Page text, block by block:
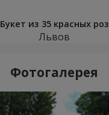
Букет из 35 красных роз
Львов
Фотогалерея